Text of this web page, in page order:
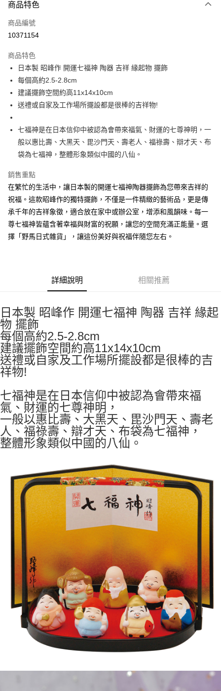
信用卡一次付款
信用卡分期付款
合作金庫商業銀行
華南商業銀行
彰化商業銀行
上海商業儲蓄銀行
國泰世華商業銀行
臺灣中小企業銀行
台中商業銀行
元大商業銀行
永豐商業銀行
玉山商業銀行
星展（台灣）商業銀行
台新國際商業銀行
中國信託商業銀行
超商取貨付款
LINE Pay
Apple Pay
街口支付
Google Pay
ATM付款
運送方式
全家取貨付款
每筆NT$65，滿NT$999(含以上)免運費
每筆NT$65，滿NT$999(含以上)免運費
付款後7-11取貨
每筆NT$65，滿NT$999(含以上)免運費
宅配
每筆NT$100，滿NT$999(含以上)免運費
商品特色
商品編號
10371154
商品特色
日本製 昭峰作 開運七福神 陶器 吉祥 緣起物 擺飾
每個高約2.5-2.8cm
建議擺飾空間約高11x14x10cm
送禮或自家及工作場所擺設都是很棒的吉祥物!
七福神是在日本信仰中被認為會帶來福氣、財運的七尊神明，一
般以惠比壽、大黑天、毘沙門天、壽老人、福祿壽、辯才天、布
袋為七福神，整體形象類似中國的八仙。
銷售重點
在繁忙的生活中，讓日本製的開運七福神陶器擺飾為您帶來吉祥的
祝福。這款昭峰作的獨特擺飾，不僅是一件精緻的藝術品，更是傳
承千年的吉祥象徵，適合放在家中或辦公室，增添和風韻味。每一
尊七福神皆蘊含著幸福與財富的祝願，讓您的空間充滿正能量。選
擇「野馬日式雜貨」，讓這份美好與祝福伴隨您左右。
詳細說明 相關推薦
日本製 昭峰作 開運七福神 陶器 吉祥 緣起
物 擺飾
每個高約2.5-2.8cm
建議擺飾空間約高11x14x10cm
送禮或自家及工作場所擺設都是很棒的吉
祥物!
七福神是在日本信仰中被認為會帶來福
氣、財運的七尊神明，
一般以惠比壽、大黑天、毘沙門天、壽老
人、福祿壽、辯才天、布袋為七福神，
整體形象類似中國的八仙。